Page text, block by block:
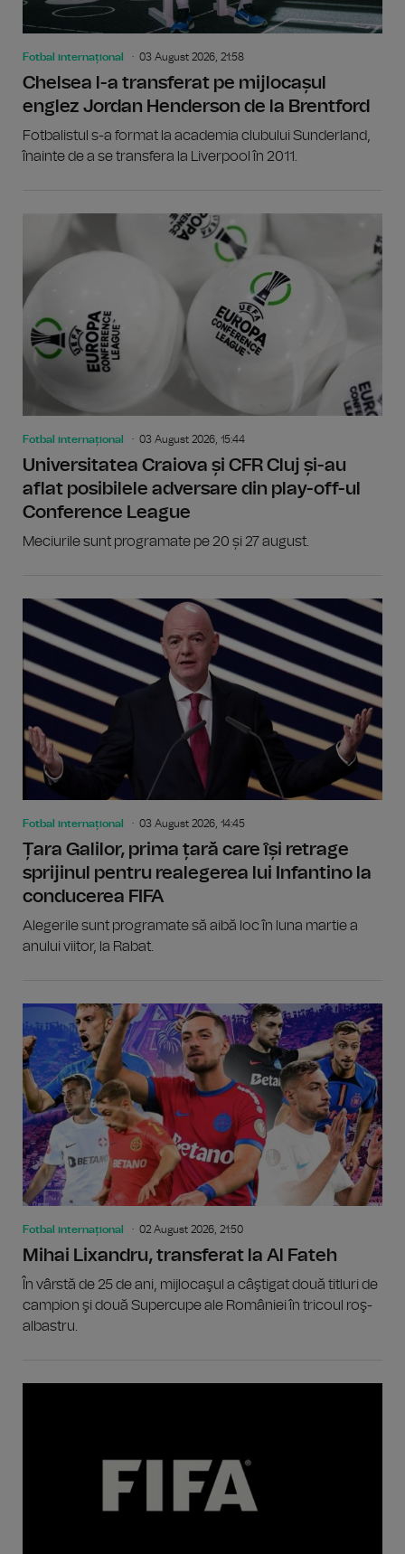
Fotbal internațional 03 August 2026, 21:58
Chelsea l-a transferat pe mijlocașul
englez Jordan Henderson de la Brentford
Fotbalistul s-a format la academia clubului Sunderland,
înainte de a se transfera la Liverpool în 2011.
Fotbal internațional 03 August 2026, 15:44
Universitatea Craiova și CFR Cluj și-au
aflat posibilele adversare din play-off-ul
Conference League
Meciurile sunt programate pe 20 și 27 august.
Fotbal internațional 03 August 2026, 14:45
Țara Galilor, prima țară care își retrage
sprijinul pentru realegerea lui Infantino la
conducerea FIFA
Alegerile sunt programate să aibă loc în luna martie a
anului viitor, la Rabat.
Fotbal internațional 02 August 2026, 21:50
Mihai Lixandru, transferat la Al Fateh
În vârstă de 25 de ani, mijlocaşul a câştigat două titluri de
campion şi două Supercupe ale României în tricoul roş-
albastru.